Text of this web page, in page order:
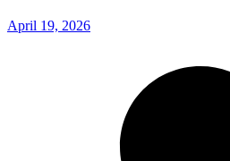
April 19, 2026